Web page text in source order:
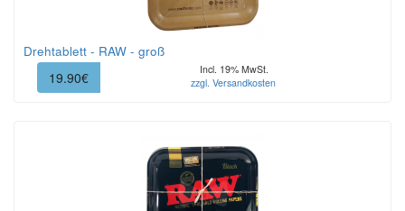
Drehtablett - RAW - groß
19.90€
Incl. 19% MwSt.
zzgl. Versandkosten